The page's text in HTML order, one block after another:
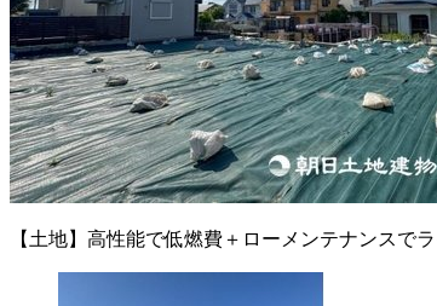
【土地】高性能で低燃費＋ローメンテナンスで